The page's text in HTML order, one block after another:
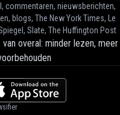
commentaren, nieuwsberichten,
blogs, The New York Times, Le
Slate, The Huffington Post
overal: minder lezen, meer